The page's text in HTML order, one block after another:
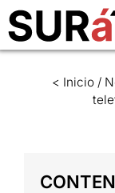
< Inicio /